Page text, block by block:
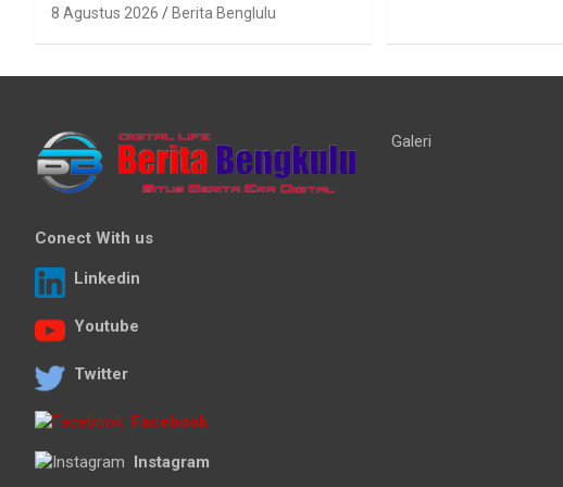
8 Agustus 2026 Berita Benglulu
Conect With us
Linkedin
Youtube
Twitter
Facebook
Instagram
Galeri